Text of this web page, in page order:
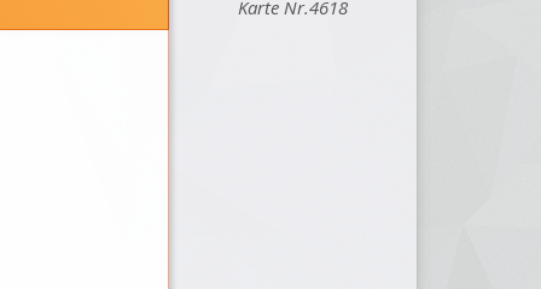
Karte Nr.4618